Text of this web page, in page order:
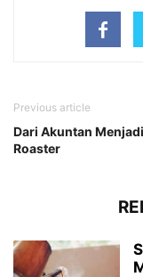
Previous article
Dari Akuntan Menjadi
Roaster